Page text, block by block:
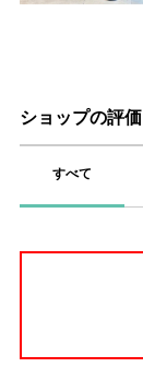
ショップの評価
すべて